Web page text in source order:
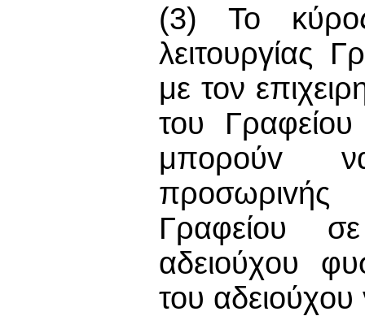
(3) Το
λειτουργίας
με τον
του
μπoρoύv
Γραφείου
αδειoύχoυ
του